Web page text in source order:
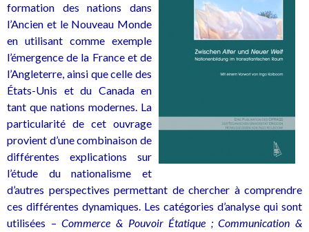
formation des nations dans
l’Ancien et le Nouveau Monde
en utilisant comme exemple
l’émergence de la France et de
l’Angleterre, ainsi que celle des
États-Unis et du Canada en
tant que nations modernes. La
particularité de cet ouvrage
provient d’une combinaison de
différentes explications sur
l’étude du nationalisme et
d’autres perspectives permettant de chercher à comprendre
ces différentes dynamiques. Les catégories d’analyse qui sont
utilisées –Commerce & Pouvoir Étatique ; Communication &